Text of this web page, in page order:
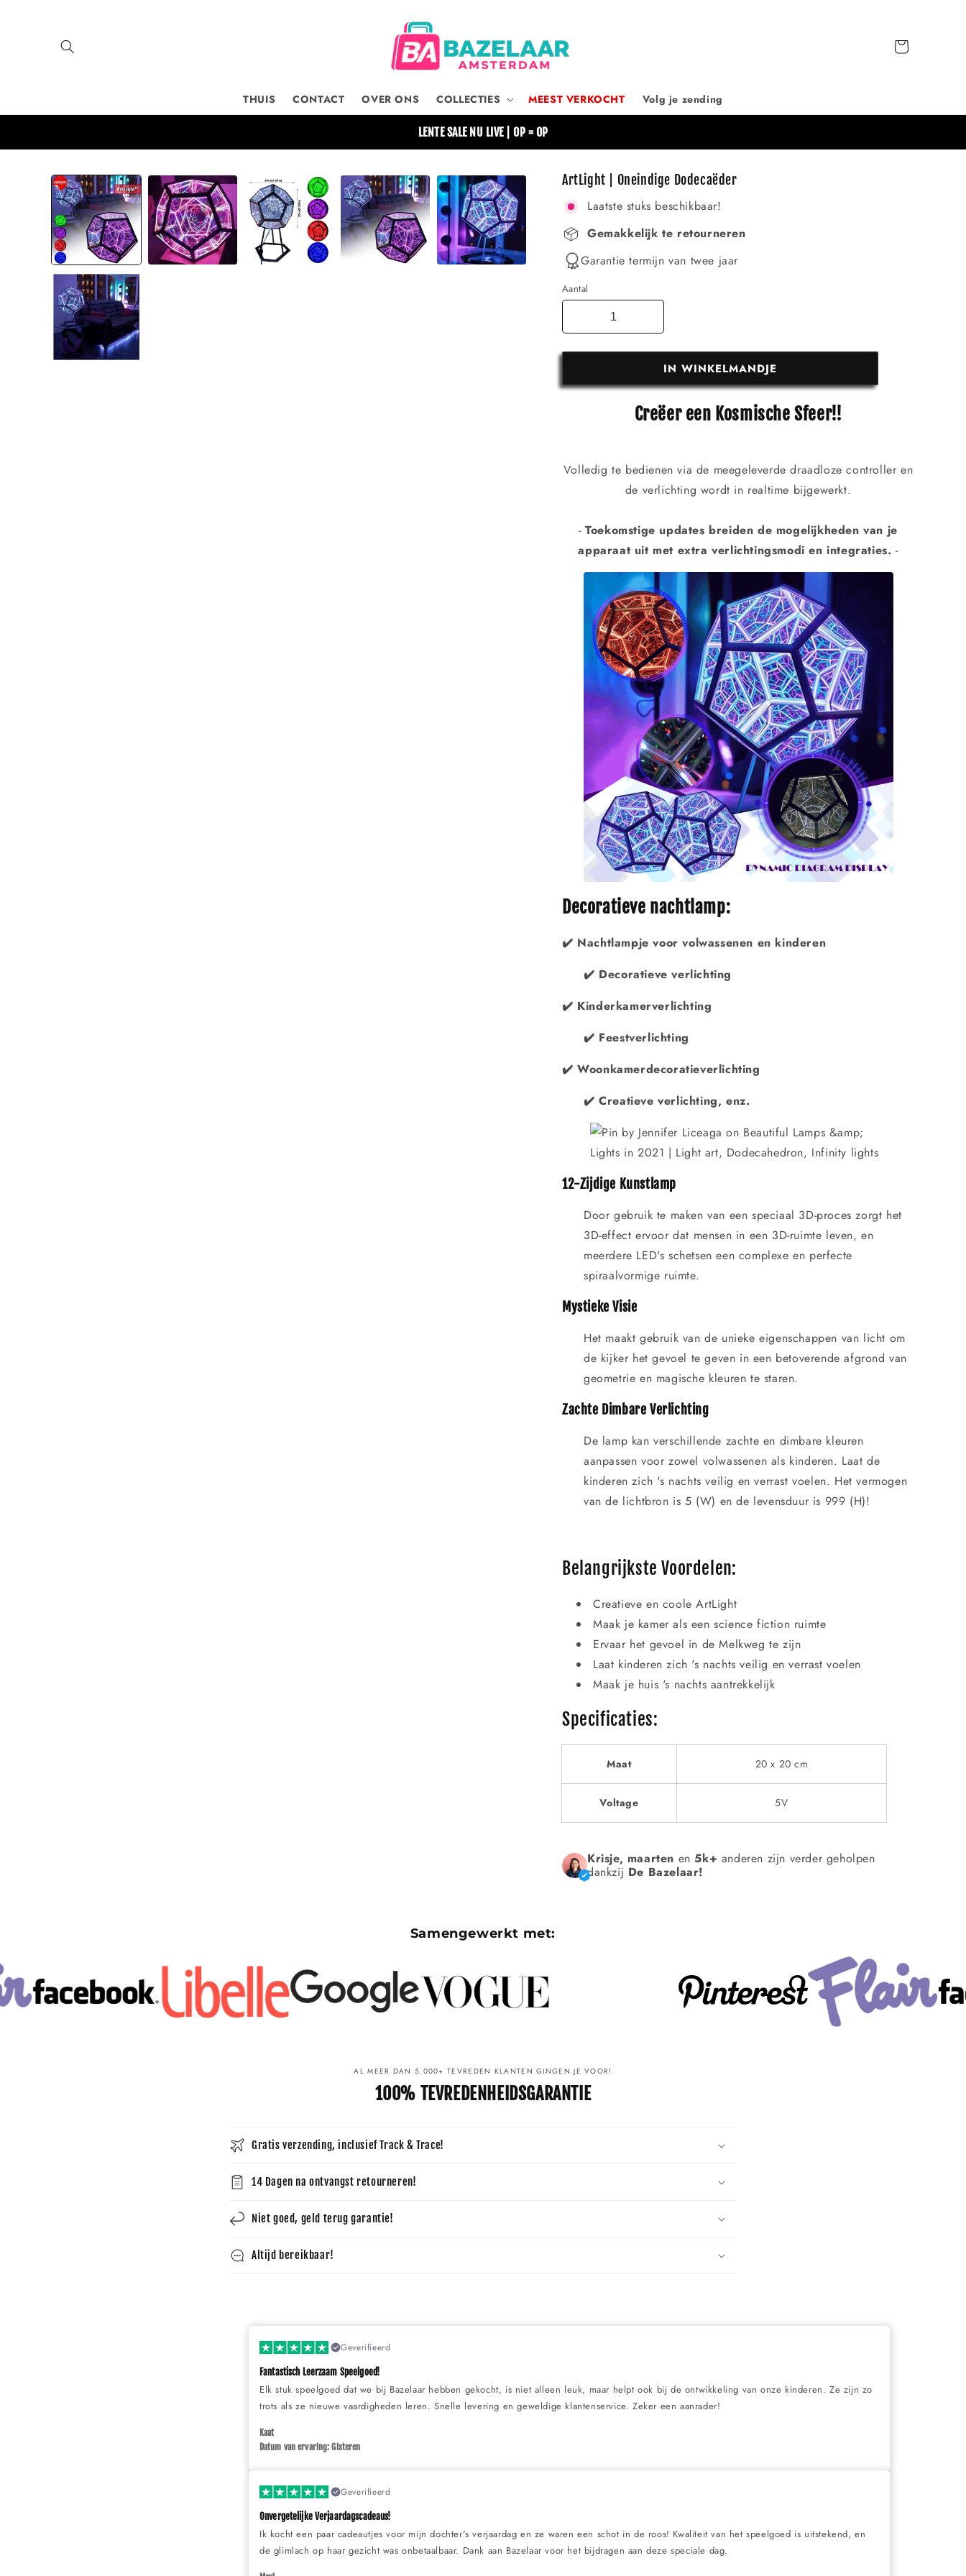
THUIS CONTACT OVER ONS COLLECTIES MEEST VERKOCHT Volg je zending
Winkelwagen
LENTE SALE NU LIVE | OP = OP
Ga direct naar
productinformatie
ArtLight | Oneindige Dodecaëder
Laatste stuks beschikbaar!
Gemakkelijk te retourneren
Garantie termijn van twee jaar
Aantal
IN WINKELMANDJE
Creëer een Kosmische Sfeer!!
Volledig te bedienen via de meegeleverde draadloze controller en
de verlichting wordt in realtime bijgewerkt.
-Toekomstige updates breiden de mogelijkheden van je
apparaat uit met extra verlichtingsmodi en integraties. -
Decoratieve nachtlamp:
✔️ Nachtlampje voor volwassenen en kinderen
✔️ Decoratieve verlichting
✔️ Kinderkamerverlichting
✔️ Feestverlichting
✔️ Woonkamerdecoratieverlichting
✔️ Creatieve verlichting, enz.
12-Zijdige Kunstlamp
Door gebruik te maken van een speciaal 3D-proces zorgt het
3D-effect ervoor dat mensen in een 3D-ruimte leven, en
meerdere LED's schetsen een complexe en perfecte
spiraalvormige ruimte.
Mystieke Visie
Het maakt gebruik van de unieke eigenschappen van licht om
de kijker het gevoel te geven in een betoverende afgrond van
geometrie en magische kleuren te staren.
Zachte Dimbare Verlichting
De lamp kan verschillende zachte en dimbare kleuren
aanpassen voor zowel volwassenen als kinderen. Laat de
kinderen zich 's nachts veilig en verrast voelen. Het vermogen
van de lichtbron is 5 (W) en de levensduur is 999 (H)!
Belangrijkste Voordelen:
Creatieve en coole ArtLight
Maak je kamer als een science fiction ruimte
Ervaar het gevoel in de Melkweg te zijn
Laat kinderen zich 's nachts veilig en verrast voelen
Maak je huis 's nachts aantrekkelijk
Specificaties:
Maat 20 x 20 cm
Voltage 5V
Krisje, maarten en5k+ anderen zijn verder geholpen
dankzij De Bazelaar!
Samengewerkt met:
AL MEER DAN 5.000+ TEVREDEN KLANTEN GINGEN JE VOOR!
100% TEVREDENHEIDSGARANTIE
Gratis verzending, inclusief Track & Trace!
14 Dagen na ontvangst retourneren!
Niet goed, geld terug garantie!
Altijd bereikbaar!
Geverifieerd
Fantastisch Leerzaam Speelgoed!
Elk stuk speelgoed dat we bij Bazelaar hebben gekocht, is niet alleen leuk, maar helpt ook bij de ontwikkeling van onze kinderen. Ze zijn zo
trots als ze nieuwe vaardigheden leren. Snelle levering en geweldige klantenservice. Zeker een aanrader!
Kaat
Datum van ervaring: Gisteren
Geverifieerd
Onvergetelijke Verjaardagscadeaus!
Ik kocht een paar cadeautjes voor mijn dochter's verjaardag en ze waren een schot in de roos! Kwaliteit van het speelgoed is uitstekend, en
de glimlach op haar gezicht was onbetaalbaar. Dank aan Bazelaar voor het bijdragen aan deze speciale dag.